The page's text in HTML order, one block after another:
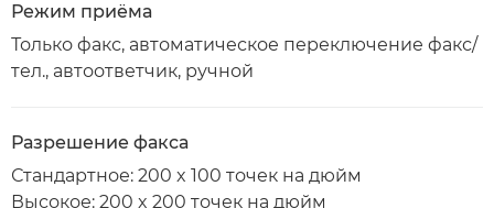
Режим приёма
Только факс, автоматическое переключение факс/
тел., автоответчик, ручной
Разрешение факса
Стандартное: 200 x 100 точек на дюйм
Высокое: 200 x 200 точек на дюйм